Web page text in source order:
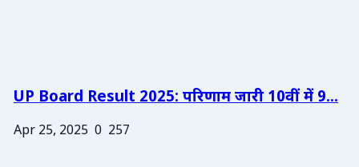
UP Board Result 2025: परिणाम जारी 10वीं में 9...
Apr 25, 2025 0 257